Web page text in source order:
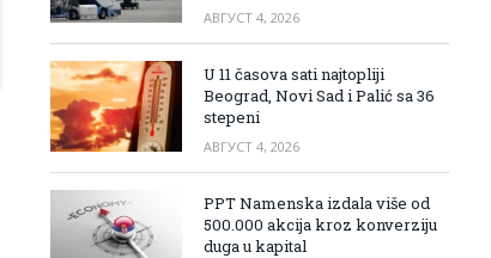
АВГУСТ 4, 2026
U 11 časova sati najtopliji
Beograd, Novi Sad i Palić sa 36
stepeni
АВГУСТ 4, 2026
PPT Namenska izdala više od
500.000 akcija kroz konverziju
duga u kapital